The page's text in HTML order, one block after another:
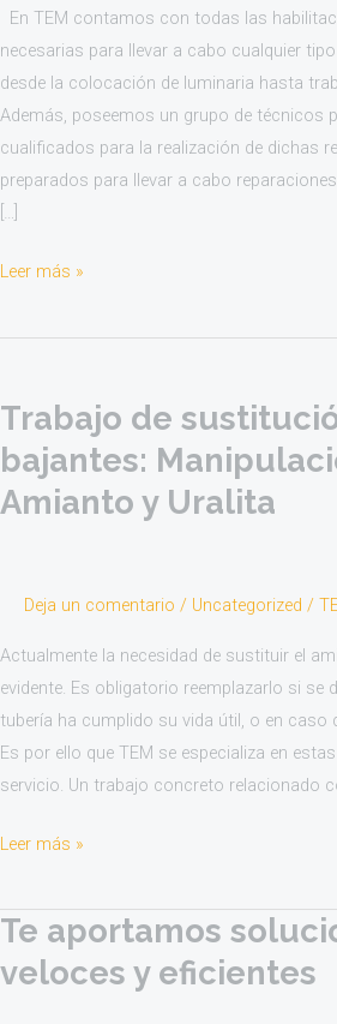
En TEM contamos con todas las
necesarias para llevar a cabo cualquier
desde la colocación de luminaria hasta
Además, poseemos un grupo de técnicos
cualificados para la realización de dichas
preparados para llevar a cabo
[…]
Leer más »
Trabajo de
bajantes:
Amianto y Uralita
Deja un comentario / Uncategorized /
Actualmente la necesidad de sustituir el
evidente. Es obligatorio reemplazarlo si se
tubería ha cumplido su vida útil, o en caso
Es por ello que TEM se especializa en
servicio. Un trabajo concreto relacionado
sustitución
de
bajantes:
Manipulación
Uralita
Leer más »
Te aportamos
veloces y eficientes
Te
aportamos
soluciones